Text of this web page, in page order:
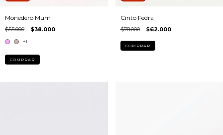
Monedero Mum
$55.000 $38.000
+1
COMPRAR
Cinto Fedra
$78.000 $62.000
COMPRAR